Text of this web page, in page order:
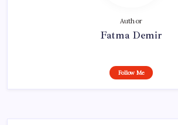
Author
Fatma Demir
Follow Me